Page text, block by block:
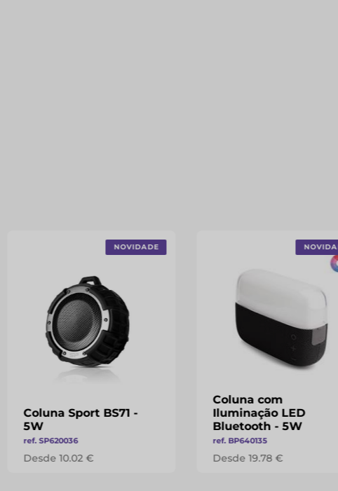
NOVIDADE
Coluna Sport BS71 -
5W
ref. SP620036
Desde 10.02 €
Coluna com
Iluminação LED
Bluetooth - 5W
ref. BP640135
Desde 19.78 €